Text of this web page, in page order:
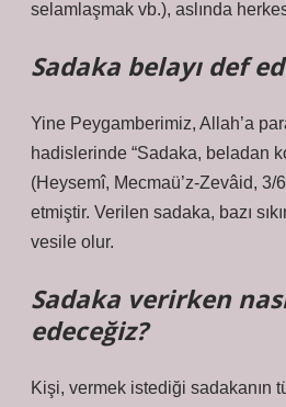
selamlaşmak vb.), aslında
Sadaka belayı def
Yine Peygamberimiz, Allah’a
hadislerinde “Sadaka, beladan
(Heysemî, Mecmaü’z-Zevâid, 3/
etmiştir. Verilen sadaka, bazı
vesile olur.
Sadaka verirken
edeceğiz?
Kişi, vermek istediği sadakanın